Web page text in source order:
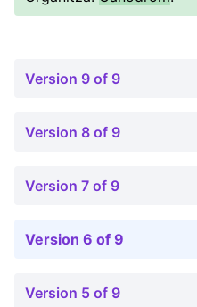
Version 9 of 9
Version 8 of 9
Version 7 of 9
Version 6 of 9
Version 5 of 9